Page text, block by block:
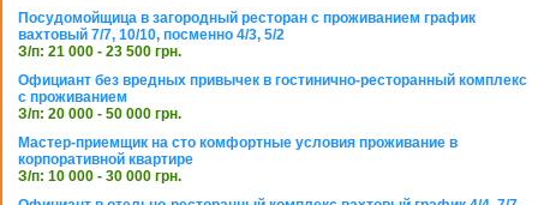
Посудомойщица в загородный ресторан с проживанием график
вахтовый 7/7, 10/10, посменно 4/3, 5/2
З/п: 21 000 - 23 500 грн.
Официант без вредных привычек в гостинично-ресторанный комплекс
с проживанием
З/п: 20 000 - 50 000 грн.
Мастер-приемщик на сто комфортные условия проживание в
корпоративной квартире
З/п: 10 000 - 30 000 грн.